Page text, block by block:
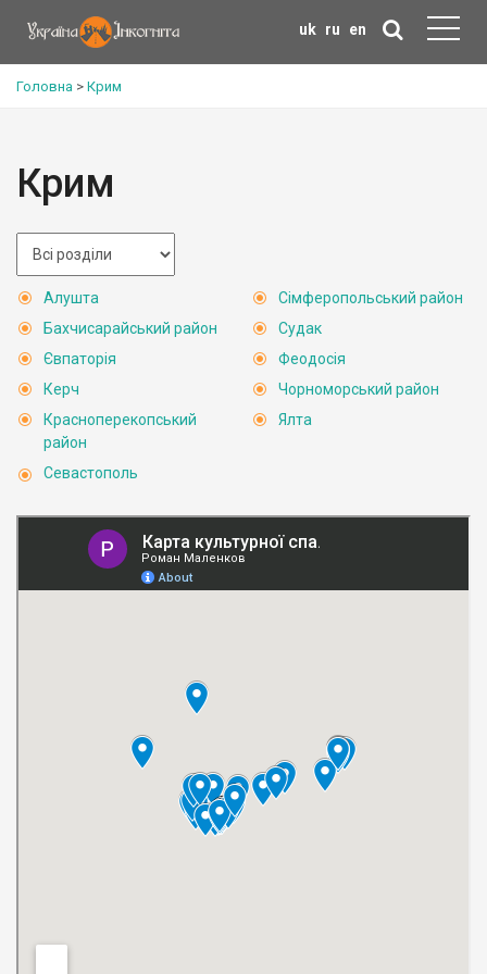
uk ru en
Головна > Крим
Крим
Алушта
Бахчисарайський район
Євпаторія
Керч
Красноперекопський
район
Севастополь
Сімферопольський район
Судак
Феодосія
Чорноморський район
Ялта